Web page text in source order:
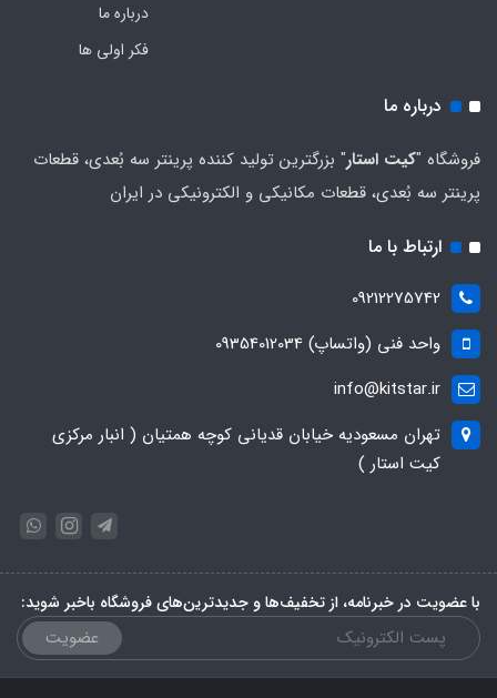
درباره ما
فکر اولی ها
درباره ما
فروشگاه "کیت استار" بزرگترین تولید کننده پرینتر سه بُعدی، قطعات
پرینتر سه بُعدی، قطعات مکانیکی و الکترونیکی در ایران
ارتباط با ما
09212275742
واحد فنی (واتساپ) 09354012034
info@kitstar.ir
تهران مسعودیه خیابان قدیانی کوچه همتیان ( انبار مرکزی
کیت استار )
با عضویت در خبرنامه، از تخفیف‌ها و جدیدترین‌های فروشگاه باخبر شوید:
عضویت